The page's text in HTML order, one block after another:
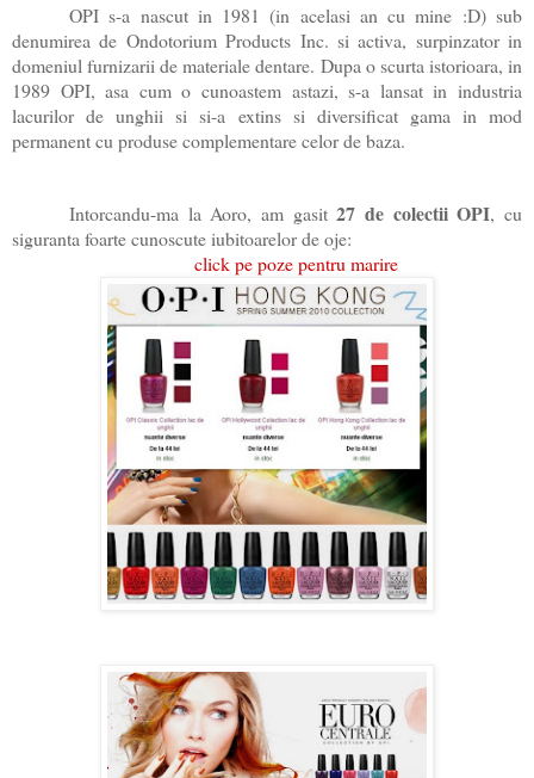
OPI s-a nascut in 1981 (in acelasi an cu mine :D) sub
denumirea de Ondotorium Products Inc. si activa, surpinzator in
domeniul furnizarii de materiale dentare. Dupa o scurta istorioara, in
1989 OPI, asa cum o cunoastem astazi, s-a lansat in industria
lacurilor de unghii si si-a extins si diversificat gama in mod
permanent cu produse complementare celor de baza.
Intorcandu-ma la Aoro, am gasit27 de colectii OPI, cu
siguranta foarte cunoscute iubitoarelor de oje:
click pe poze pentru marire